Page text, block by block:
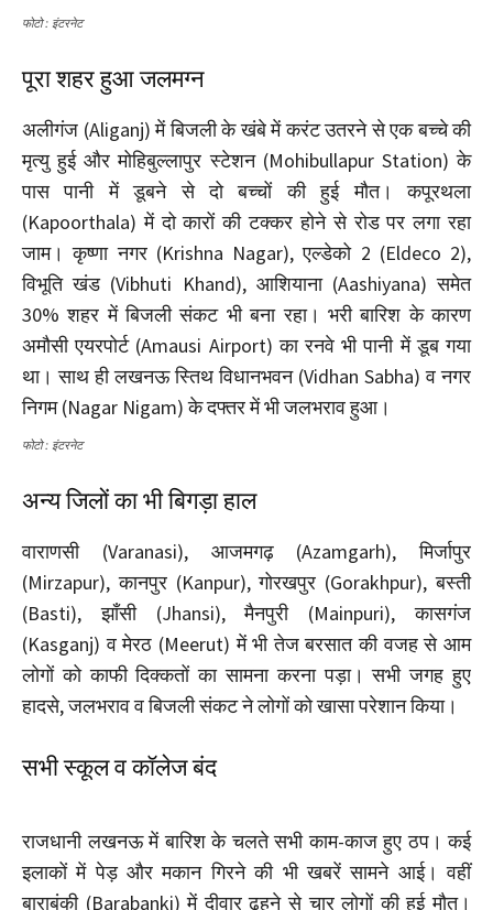
फोटो : इंटरनेट
पूरा शहर हुआ जलमग्न
अलीगंज (Aliganj) में बिजली के खंबे में करंट उतरने से एक बच्चे की
मृत्यु हुई और मोहिबुल्लापुर स्टेशन (Mohibullapur Station) के
पास पानी में डूबने से दो बच्चों की हुई मौत। कपूरथला
(Kapoorthala) में दो कारों की टक्कर होने से रोड पर लगा रहा
जाम। कृष्णा नगर (Krishna Nagar), एल्डेको 2 (Eldeco 2),
विभूति खंड (Vibhuti Khand), आशियाना (Aashiyana) समेत
30% शहर में बिजली संकट भी बना रहा। भरी बारिश के कारण
अमौसी एयरपोर्ट (Amausi Airport) का रनवे भी पानी में डूब गया
था। साथ ही लखनऊ स्तिथ विधानभवन (Vidhan Sabha) व नगर
निगम (Nagar Nigam) के दफ्तर में भी जलभराव हुआ।
फोटो : इंटरनेट
अन्य जिलों का भी बिगड़ा हाल
वाराणसी (Varanasi), आजमगढ़ (Azamgarh), मिर्जापुर
(Mirzapur), कानपुर (Kanpur), गोरखपुर (Gorakhpur), बस्ती
(Basti), झाँसी (Jhansi), मैनपुरी (Mainpuri), कासगंज
(Kasganj) व मेरठ (Meerut) में भी तेज बरसात की वजह से आम
लोगों को काफी दिक्कतों का सामना करना पड़ा। सभी जगह हुए
हादसे, जलभराव व बिजली संकट ने लोगों को खासा परेशान किया।
सभी स्कूल व कॉलेज बंद
राजधानी लखनऊ में बारिश के चलते सभी काम-काज हुए ठप। कई
इलाकों में पेड़ और मकान गिरने की भी खबरें सामने आई। वहीं
बाराबंकी (Barabanki) में दीवार ढहने से चार लोगों की हुई मौत।